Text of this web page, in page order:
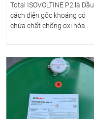
Total ISOVOLTINE P2 là Dầu
cách điện gốc khoáng có
chứa chất chống oxi hóa..